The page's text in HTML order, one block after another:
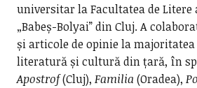
universitar la Facultatea de
„Babeș-Bolyai” din Cluj. A
și articole de opinie la
literatură și cultură din țară, în
Apostrof(Cluj), Familia (Oradea),